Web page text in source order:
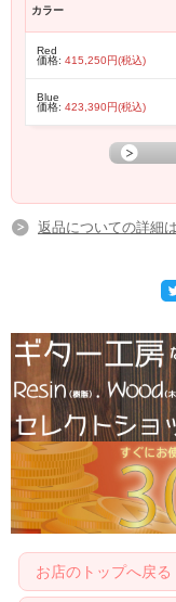
シンライン好きのムツムロ
ライブで使用することを考
ですが、ライトアッシュボ
ホロウ感をしっかりと感じ
せっかく買うなら憧れのア
ぜひとも一度お試しくださ
【製品スペック】
Top:Swamp Ash 2P
Body:Swamp Ash 2P
Neck:Light Hard Maple
Finger Board:Indian
Scale:648mm (20F)
Radius:240mm
Fret:Jescar FW47095
Nut:Oiled bone
Joint:Bolt On
Neck P.U:L(x)TL
Bridge P.U:L(x)TL
カラー
Red
価格: 415,250円(税込)
Blue
価格: 423,390円(税込)
返品についての詳細
お店のトップへ戻る